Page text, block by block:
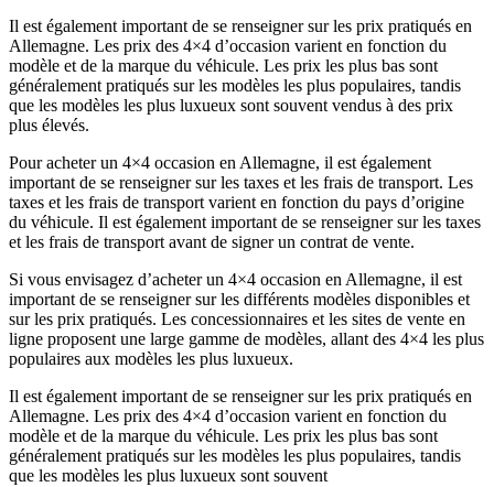
Il est également important de se renseigner sur les prix pratiqués en
Allemagne. Les prix des 4×4 d’occasion varient en fonction du
modèle et de la marque du véhicule. Les prix les plus bas sont
généralement pratiqués sur les modèles les plus populaires, tandis
que les modèles les plus luxueux sont souvent vendus à des prix
plus élevés.
Pour acheter un 4×4 occasion en Allemagne, il est également
important de se renseigner sur les taxes et les frais de transport. Les
taxes et les frais de transport varient en fonction du pays d’origine
du véhicule. Il est également important de se renseigner sur les taxes
et les frais de transport avant de signer un contrat de vente.
Si vous envisagez d’acheter un 4×4 occasion en Allemagne, il est
important de se renseigner sur les différents modèles disponibles et
sur les prix pratiqués. Les concessionnaires et les sites de vente en
ligne proposent une large gamme de modèles, allant des 4×4 les plus
populaires aux modèles les plus luxueux.
Il est également important de se renseigner sur les prix pratiqués en
Allemagne. Les prix des 4×4 d’occasion varient en fonction du
modèle et de la marque du véhicule. Les prix les plus bas sont
généralement pratiqués sur les modèles les plus populaires, tandis
que les modèles les plus luxueux sont souvent